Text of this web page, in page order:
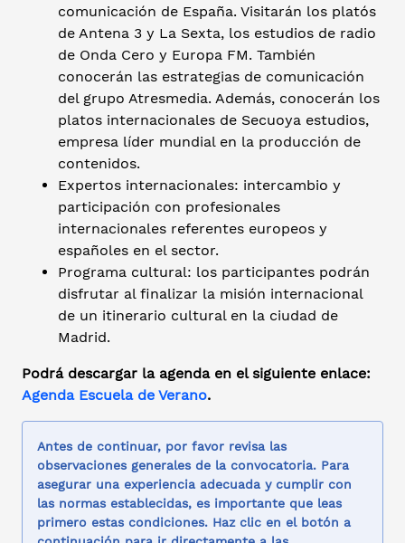
comunicación de España. Visitarán los platós
de Antena 3 y La Sexta, los estudios de radio
de Onda Cero y Europa FM. También
conocerán las estrategias de comunicación
del grupo Atresmedia. Además, conocerán los
platos internacionales de Secuoya estudios,
empresa líder mundial en la producción de
contenidos.
Expertos internacionales: intercambio y
participación con profesionales
internacionales referentes europeos y
españoles en el sector.
Programa cultural: los participantes podrán
disfrutar al finalizar la misión internacional
de un itinerario cultural en la ciudad de
Madrid.
Podrá descargar la agenda en el siguiente enlace:
Agenda Escuela de Verano.
Antes de continuar, por favor revisa las
observaciones generales de la convocatoria. Para
asegurar una experiencia adecuada y cumplir con
las normas establecidas, es importante que leas
primero estas condiciones. Haz clic en el botón a